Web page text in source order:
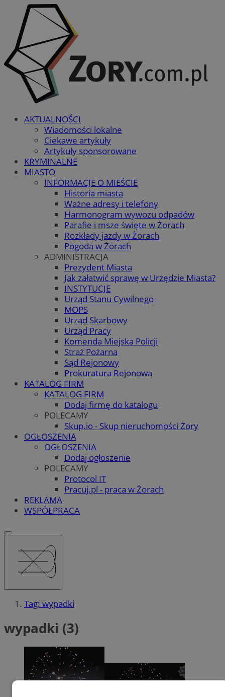
AKTUALNOŚCI
Wiadomości lokalne
Ciekawe artykuły
Artykuły sponsorowane
KRYMINALNE
MIASTO
INFORMACJE O MIEŚCIE
Historia miasta
Ważne adresy i telefony
Harmonogram wywozu odpadów
Parafie i msze święte w Żorach
Rozkłady jazdy w Żorach
Pogoda w Żorach
ADMINISTRACJA
Prezydent Miasta
Jak załatwić sprawę w Urzędzie Miasta?
INSTYTUCJE
Urząd Stanu Cywilnego
MOPS
Urząd Skarbowy
Urząd Pracy
Komenda Miejska Policji
Straż Pożarna
Sąd Rejonowy
Prokuratura Rejonowa
KATALOG FIRM
KATALOG FIRM
Dodaj firmę do katalogu
POLECAMY
Skup.io - Skup nieruchomości Żory
OGŁOSZENIA
OGŁOSZENIA
Dodaj ogłoszenie
POLECAMY
Protocol IT
Pracuj.pl - praca w Żorach
REKLAMA
WSPÓŁPRACA
Tag: wypadki
wypadki (3)